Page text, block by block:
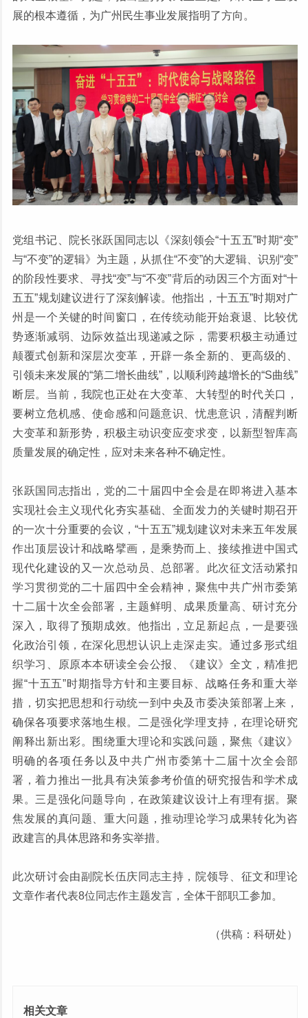
展的根本遵循，为广州民生事业发展指明了方向。
党组书记、院长张跃国同志以《深刻领会“十五五”时期“变”
与“不变”的逻辑》为主题，从抓住“不变”的大逻辑、识别“变”
的阶段性要求、寻找“变”与“不变”背后的动因三个方面对“十
五五”规划建议进行了深刻解读。他指出，十五五”时期对广
州是一个关键的时间窗口，在传统动能开始衰退、比较优
势逐渐减弱、边际效益出现递减之际，需要积极主动通过
颠覆式创新和深层次变革，开辟一条全新的、更高级的、
引领未来发展的“第二增长曲线”，以顺利跨越增长的“S曲线”
断层。当前，我院也正处在大变革、大转型的时代关口，
要树立危机感、使命感和问题意识、忧患意识，清醒判断
大变革和新形势，积极主动识变应变求变，以新型智库高
质量发展的确定性，应对未来各种不确定性。
张跃国同志指出，党的二十届四中全会是在即将进入基本
实现社会主义现代化夯实基础、全面发力的关键时期召开
的一次十分重要的会议，“十五五”规划建议对未来五年发展
作出顶层设计和战略擘画，是乘势而上、接续推进中国式
现代化建设的又一次总动员、总部署。此次征文活动紧扣
学习贯彻党的二十届四中全会精神，聚焦中共广州市委第
十二届十次全会部署，主题鲜明、成果质量高、研讨充分
深入，取得了预期成效。他指出，立足新起点，一是要强
化政治引领，在深化思想认识上走深走实。通过多形式组
织学习、原原本本研读全会公报、《建议》全文，精准把
握“十五五”时期指导方针和主要目标、战略任务和重大举
措，切实把思想和行动统一到中央及市委决策部署上来，
确保各项要求落地生根。二是强化学理支持，在理论研究
阐释出新出彩。围绕重大理论和实践问题，聚焦《建议》
明确的各项任务以及中共广州市委第十二届十次全会部
署，着力推出一批具有决策参考价值的研究报告和学术成
果。三是强化问题导向，在政策建议设计上有理有据。聚
焦发展的真问题、重大问题，推动理论学习成果转化为咨
政建言的具体思路和务实举措。
此次研讨会由副院长伍庆同志主持，院领导、征文和理论
文章作者代表8位同志作主题发言，全体干部职工参加。
（供稿：科研处）
相关文章